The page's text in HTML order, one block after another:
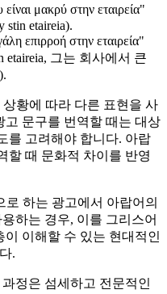
είναι μακρύ στην εταιρεία"
stin etaireia).
επιρροή στην εταιρεία"
etaireia, 그는 회사에서 큰
황에 따라 다른 표현을 사
고 문구를 번역할 때는 대상
를 고려해야 합니다. 아랍
할 때 문화적 차이를 반영
로 하는 광고에서 아랍어의
하는 경우, 이를 그리스어
이 이해할 수 있는 현대적인
.
정은 섬세하고 전문적인